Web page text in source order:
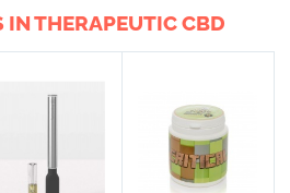
IN THERAPEUTIC CBD